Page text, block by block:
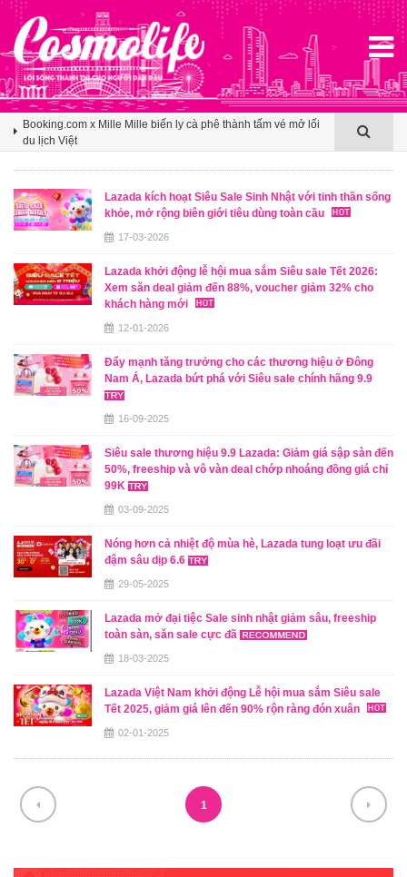
Agoda ghi nhận Việt Nam bứt phá trên bản đồ du lịch mùa hè
châu Á nhờ sức hút ngày càng lan rộng
Booking.com x Mille Mille biến ly cà phê thành tấm vé mở lối
du lịch Việt
Klook hé lộ khoảng trống cảm ơn trong văn hóa du lịch nhóm
của người Việt
Agoda ghi nhận Việt Nam bứt phá trên bản đồ du lịch mùa hè
châu Á nhờ sức hút ngày càng lan rộng
Booking.com x Mille Mille biến ly cà phê thành tấm vé mở lối
du lịch Việt
Lazada kích hoạt Siêu Sale Sinh Nhật với tinh thần sống
khỏe, mở rộng biên giới tiêu dùng toàn cầu
17-03-2026
Lazada khởi động lễ hội mua sắm Siêu sale Tết 2026:
Xem săn deal giảm đến 88%, voucher giảm 32% cho
khách hàng mới
12-01-2026
Đẩy mạnh tăng trưởng cho các thương hiệu ở Đông
Nam Á, Lazada bứt phá với Siêu sale chính hãng 9.9
16-09-2025
Siêu sale thương hiệu 9.9 Lazada: Giảm giá sập sàn đến
50%, freeship và vô vàn deal chớp nhoáng đồng giá chỉ
99K
03-09-2025
Nóng hơn cả nhiệt độ mùa hè, Lazada tung loạt ưu đãi
đậm sâu dịp 6.6
29-05-2025
Lazada mở đại tiệc Sale sinh nhật giảm sâu, freeship
toàn sàn, săn sale cực đã
18-03-2025
Lazada Việt Nam khởi động Lễ hội mua sắm Siêu sale
Tết 2025, giảm giá lên đến 90% rộn ràng đón xuân
02-01-2025
1